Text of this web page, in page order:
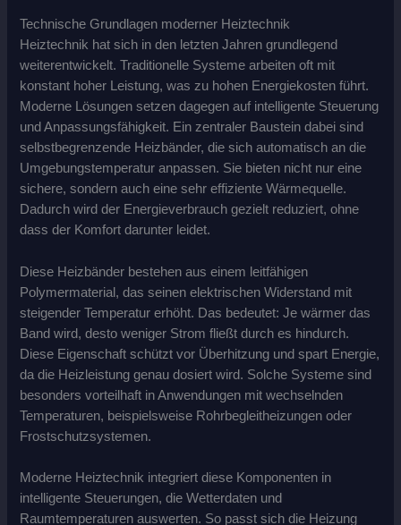
Technische Grundlagen moderner Heiztechnik
Heiztechnik hat sich in den letzten Jahren grundlegend
weiterentwickelt. Traditionelle Systeme arbeiten oft mit
konstant hoher Leistung, was zu hohen Energiekosten führt.
Moderne Lösungen setzen dagegen auf intelligente Steuerung
und Anpassungsfähigkeit. Ein zentraler Baustein dabei sind
selbstbegrenzende Heizbänder, die sich automatisch an die
Umgebungstemperatur anpassen. Sie bieten nicht nur eine
sichere, sondern auch eine sehr effiziente Wärmequelle.
Dadurch wird der Energieverbrauch gezielt reduziert, ohne
dass der Komfort darunter leidet.
Diese Heizbänder bestehen aus einem leitfähigen
Polymermaterial, das seinen elektrischen Widerstand mit
steigender Temperatur erhöht. Das bedeutet: Je wärmer das
Band wird, desto weniger Strom fließt durch es hindurch.
Diese Eigenschaft schützt vor Überhitzung und spart Energie,
da die Heizleistung genau dosiert wird. Solche Systeme sind
besonders vorteilhaft in Anwendungen mit wechselnden
Temperaturen, beispielsweise Rohrbegleitheizungen oder
Frostschutzsystemen.
Moderne Heiztechnik integriert diese Komponenten in
intelligente Steuerungen, die Wetterdaten und
Raumtemperaturen auswerten. So passt sich die Heizung